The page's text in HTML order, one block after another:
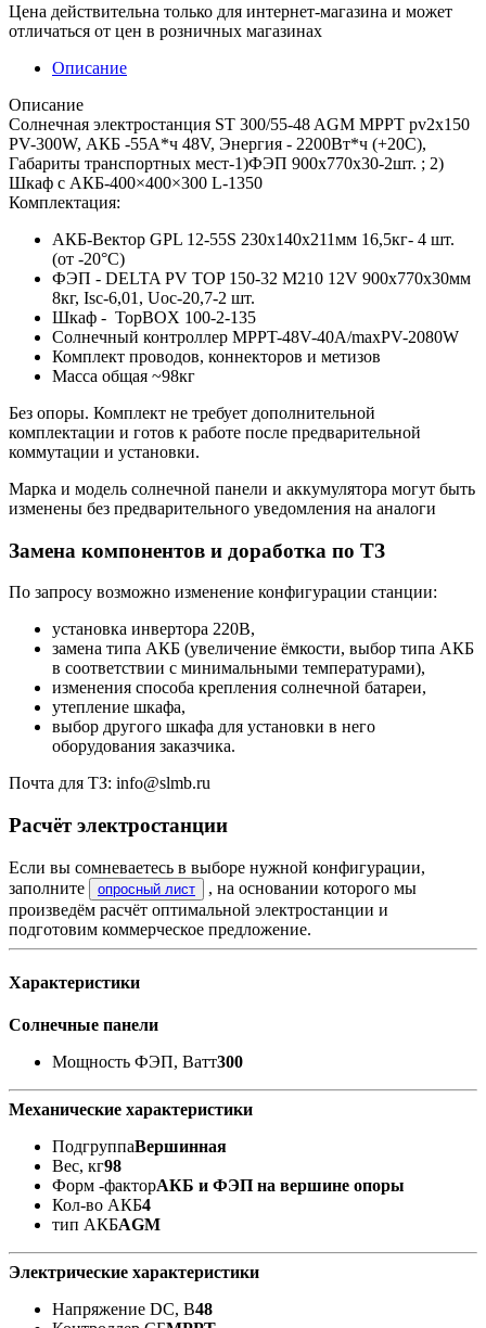
Цена действительна только для интернет-магазина и может
отличаться от цен в розничных магазинах
Описание
Описание
Солнечная электростанция ST 300/55-48 AGM MPPT pv2x150
PV-300W, АКБ -55А*ч 48V, Энергия - 2200Вт*ч (+20С),
Габариты транспортных мест-1)ФЭП 900х770x30-2шт. ; 2)
Шкаф с АКБ-400×400×300 L-1350
Комплектация:
АКБ-Вектор GPL 12-55S 230x140x211мм 16,5кг- 4 шт.
(от -20°С)
ФЭП - DELTA PV TOP 150-32 M210 12V 900х770x30мм
8кг, Isc-6,01, Uoc-20,7-2 шт.
Шкаф - TopBOX 100-2-135
Солнечный контроллер MPPT-48V-40A/maxPV-2080W
Комплект проводов, коннекторов и метизов
Масса общая ~98кг
Без опоры. Комплект не требует дополнительной
комплектации и готов к работе после предварительной
коммутации и установки.
Марка и модель солнечной панели и аккумулятора могут быть
изменены без предварительного уведомления на аналоги
Замена компонентов и доработка по ТЗ
По запросу возможно изменение конфигурации станции:
установка инвертора 220В,
замена типа АКБ (увеличение ёмкости, выбор типа АКБ
в соответствии с минимальными температурами),
изменения способа крепления солнечной батареи,
утепление шкафа,
выбор другого шкафа для установки в него
оборудования заказчика.
Почта для ТЗ: info@slmb.ru
Расчёт электростанции
Если вы сомневаетесь в выборе нужной конфигурации,
заполните
опросный лист
, на основании которого мы
произведём расчёт оптимальной электростанции и
подготовим коммерческое предложение.
Характеристики
Солнечные панели
Мощность ФЭП, Ватт300
Механические характеристики
ПодгруппаВершинная
Вес, кг98
Форм -факторАКБ и ФЭП на вершине опоры
Кол-во АКБ4
тип АКБAGM
Электрические характеристики
Напряжение DC, В48